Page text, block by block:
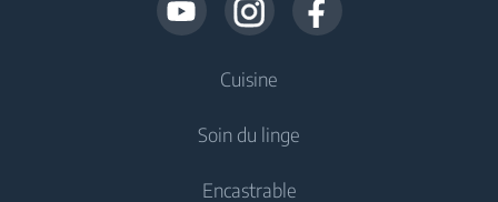
Cuisine
Soin du linge
Encastrable